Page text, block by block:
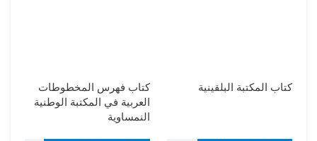
كتاب المكتبة البلقينية
كتاب فهرس المخطوطات
العربية في المكتبة الوطنية
النمساوية